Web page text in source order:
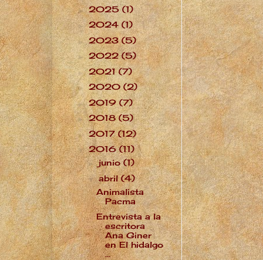
►2025(1)
►2024(1)
►2023(5)
►2022(5)
►2021(7)
►2020(2)
►2019(7)
►2018(5)
►2017(12)
▼2016(11)
►junio(1)
▼abril(4)
Animalista
Pacma
Entrevista a la
escritora
Ana Giner
en El hidalgo
...